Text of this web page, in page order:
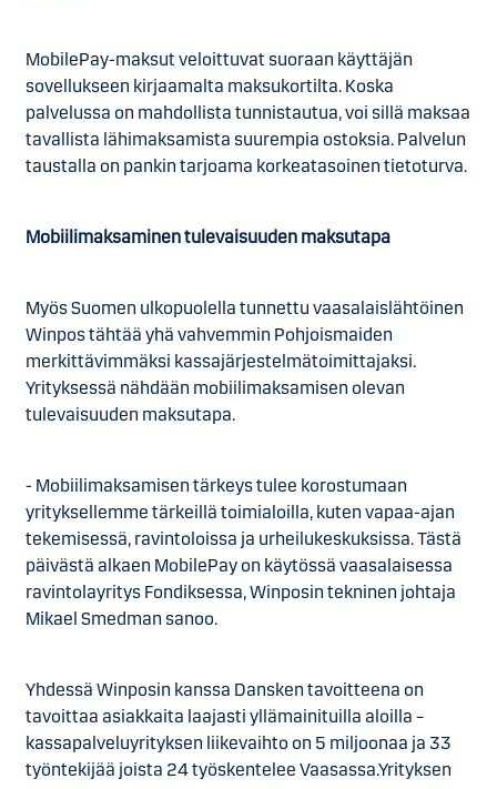
MobilePay-maksut veloittuvat suoraan käyttäjän
sovellukseen kirjaamalta maksukortilta. Koska
palvelussa on mahdollista tunnistautua, voi sillä maksaa
tavallista lähimaksamista suurempia ostoksia. Palvelun
taustalla on pankin tarjoama korkeatasoinen tietoturva.
Mobiilimaksaminen tulevaisuuden maksutapa
Myös Suomen ulkopuolella tunnettu vaasalaislähtöinen
Winpos tähtää yhä vahvemmin Pohjoismaiden
merkittävimmäksi kassajärjestelmätoimittajaksi.
Yrityksessä nähdään mobiilimaksamisen olevan
tulevaisuuden maksutapa.
- Mobiilimaksamisen tärkeys tulee korostumaan
yrityksellemme tärkeillä toimialoilla, kuten vapaa-ajan
tekemisessä, ravintoloissa ja urheilukeskuksissa. Tästä
päivästä alkaen MobilePay on käytössä vaasalaisessa
ravintolayritys Fondiksessa, Winposin tekninen johtaja
Mikael Smedman sanoo.
Yhdessä Winposin kanssa Dansken tavoitteena on
tavoittaa asiakkaita laajasti yllämainituilla aloilla –
kassapalveluyrityksen liikevaihto on 5 miljoonaa ja 33
työntekijää joista 24 työskentelee Vaasassa.Yrityksen